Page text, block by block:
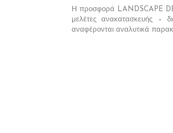
Η προσφορά LANDSCAPE
μελέτες ανακατασκευής –
αναφέρονται αναλυτικά